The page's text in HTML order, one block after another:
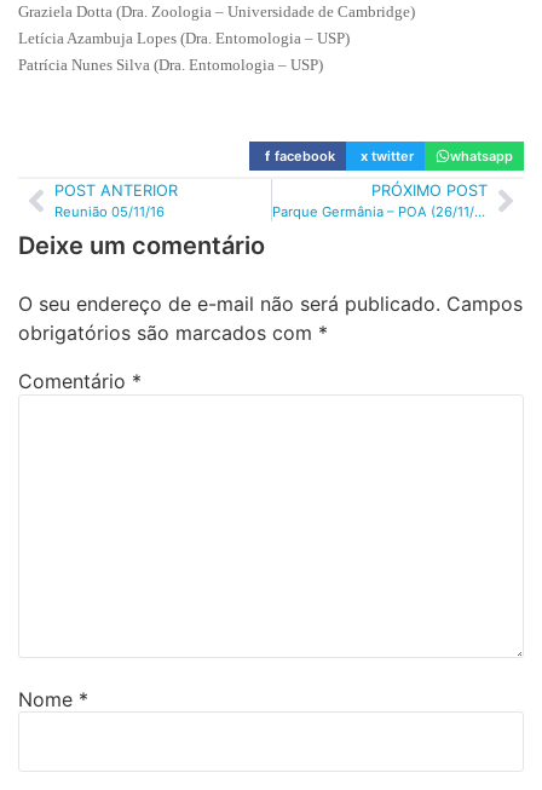
Graziela Dotta (Dra. Zoologia – Universidade de Cambridge)
Letícia Azambuja Lopes (Dra. Entomologia – USP)
Patrícia Nunes Silva (Dra. Entomologia – USP)
f facebook x twitter whatsapp
POST ANTERIOR
Reunião 05/11/16
PRÓXIMO POST
Parque Germânia – POA (26/11/16)
Deixe um comentário
O seu endereço de e-mail não será publicado. Campos
obrigatórios são marcados com *
Comentário *
Nome *